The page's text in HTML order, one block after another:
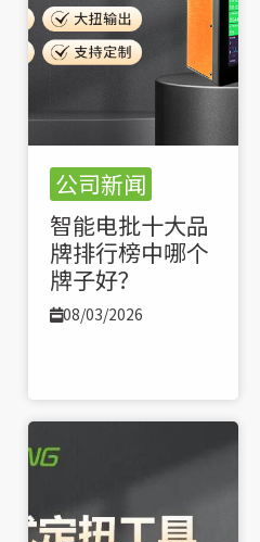
公司新闻
智能电批十大品
牌排行榜中哪个
牌子好？
08/03/2026